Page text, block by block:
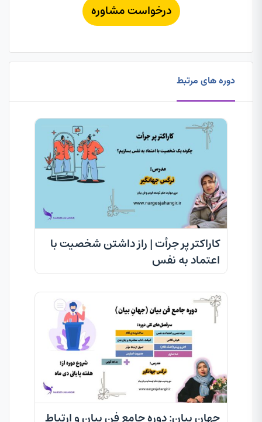
درخواست مشاوره
دوره های مرتبط
کاراکتر پر جرأت | راز داشتن شخصیت با
اعتماد به نفس
جهانِ بیان: دوره جامع فن بیان و ارتباط